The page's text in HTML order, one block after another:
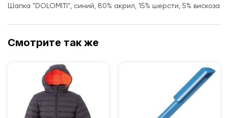
Шапка "DOLOMITI", синий, 80% акрил, 15% шерсти, 5% вискоза
Смотрите так же